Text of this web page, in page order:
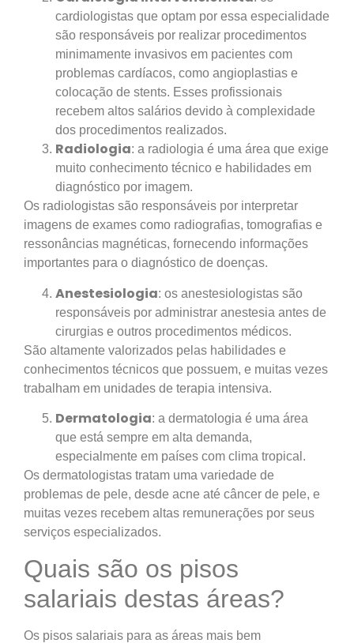
cardiologistas que optam por essa especialidade
são responsáveis por realizar procedimentos
minimamente invasivos em pacientes com
problemas cardíacos, como angioplastias e
colocação de stents. Esses profissionais
recebem altos salários devido à complexidade
dos procedimentos realizados.
Radiologia: a radiologia é uma área que exige
muito conhecimento técnico e habilidades em
diagnóstico por imagem.
Os radiologistas são responsáveis por interpretar
imagens de exames como radiografias, tomografias e
ressonâncias magnéticas, fornecendo informações
importantes para o diagnóstico de doenças.
Anestesiologia: os anestesiologistas são
responsáveis por administrar anestesia antes de
cirurgias e outros procedimentos médicos.
São altamente valorizados pelas habilidades e
conhecimentos técnicos que possuem, e muitas vezes
trabalham em unidades de terapia intensiva.
Dermatologia: a dermatologia é uma área
que está sempre em alta demanda,
especialmente em países com clima tropical.
Os dermatologistas tratam uma variedade de
problemas de pele, desde acne até câncer de pele, e
muitas vezes recebem altas remunerações por seus
serviços especializados.
Quais são os pisos
salariais destas áreas?
Os pisos salariais para as áreas mais bem